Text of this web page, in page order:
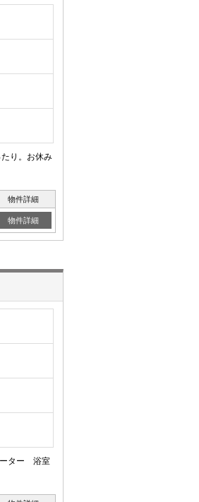
り。お休み
物件詳細
物件詳細
ター 浴室